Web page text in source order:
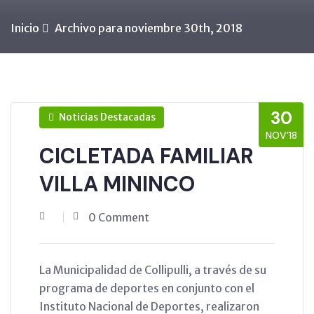
Inicio Archivo para noviembre 30th, 2018
30
NOV’18
Noticias Destacadas
CICLETADA FAMILIAR
VILLA MININCO
0 Comment
La Municipalidad de Collipulli, a través de su
programa de deportes en conjunto con el
Instituto Nacional de Deportes, realizaron